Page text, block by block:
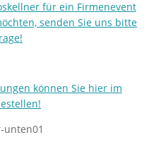
für ein Firmenevent
senden Sie uns bitte
können Sie hier im